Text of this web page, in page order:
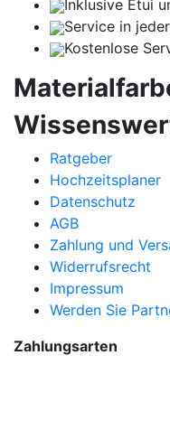
Inklusive Etui
Service in
Kostenlose
Ratgeber
Hochzeitsplaner
Datenschutz
AGB
Zahlung und
Widerrufsrecht
Impressum
Werden Sie
Zahlungsarten